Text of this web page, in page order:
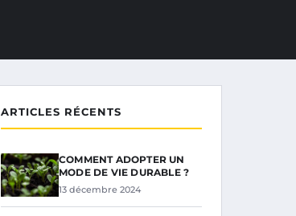
ARTICLES RÉCENTS
COMMENT ADOPTER UN
MODE DE VIE DURABLE ?
13 décembre 2024